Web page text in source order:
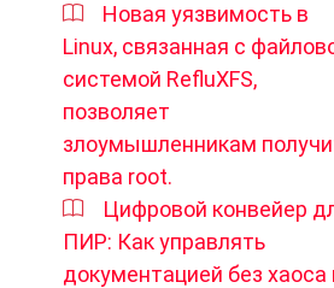
Новая уязвимость в
Linux, связанная с
системой RefluXFS,
позволяет
злоумышленникам
права root.
Цифровой конвейер
ПИР: Как управлять
документацией без хаоса